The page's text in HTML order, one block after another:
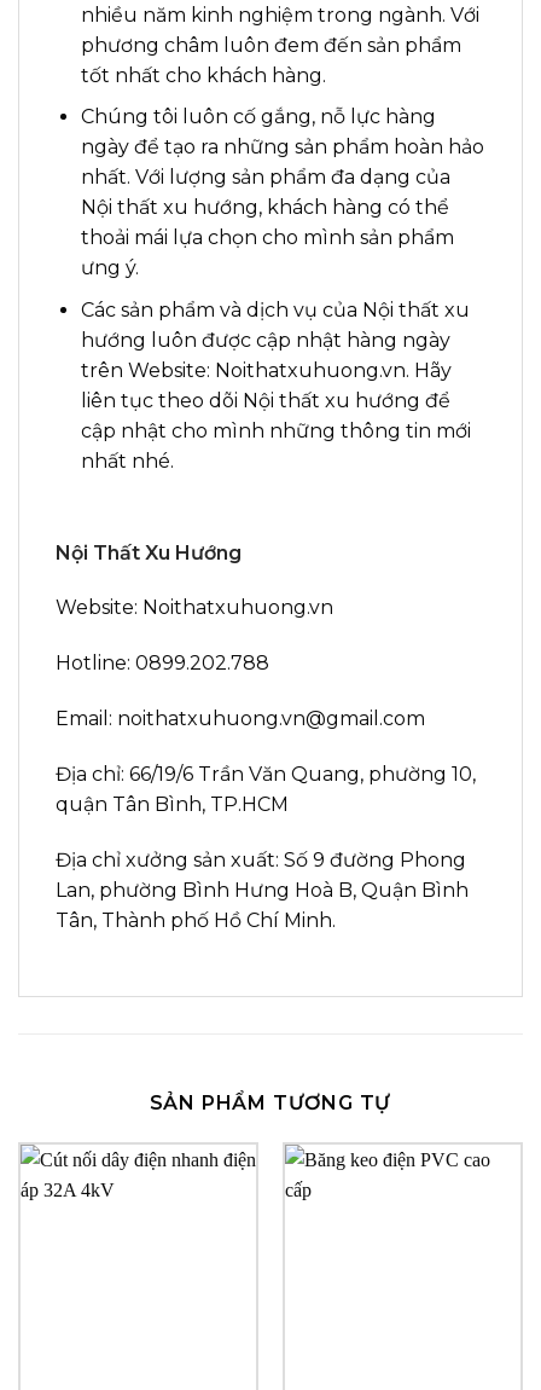
nhiều năm kinh nghiệm trong ngành. Với
phương châm luôn đem đến sản phẩm
tốt nhất cho khách hàng.
Chúng tôi luôn cố gắng, nỗ lực hàng
ngày để tạo ra những sản phẩm hoàn hảo
nhất. Với lượng sản phẩm đa dạng của
Nội thất xu hướng, khách hàng có thể
thoải mái lựa chọn cho mình sản phẩm
ưng ý.
Các sản phẩm và dịch vụ của Nội thất xu
hướng luôn được cập nhật hàng ngày
trên Website: Noithatxuhuong.vn. Hãy
liên tục theo dõi Nội thất xu hướng để
cập nhật cho mình những thông tin mới
nhất nhé.
Nội Thất Xu Hướng
Website: Noithatxuhuong.vn
Hotline: 0899.202.788
Email: noithatxuhuong.vn@gmail.com
Địa chỉ: 66/19/6 Trần Văn Quang, phường 10,
quận Tân Bình, TP.HCM
Địa chỉ xưởng sản xuất: Số 9 đường Phong
Lan, phường Bình Hưng Hoà B, Quận Bình
Tân, Thành phố Hồ Chí Minh.
SẢN PHẨM TƯƠNG TỰ